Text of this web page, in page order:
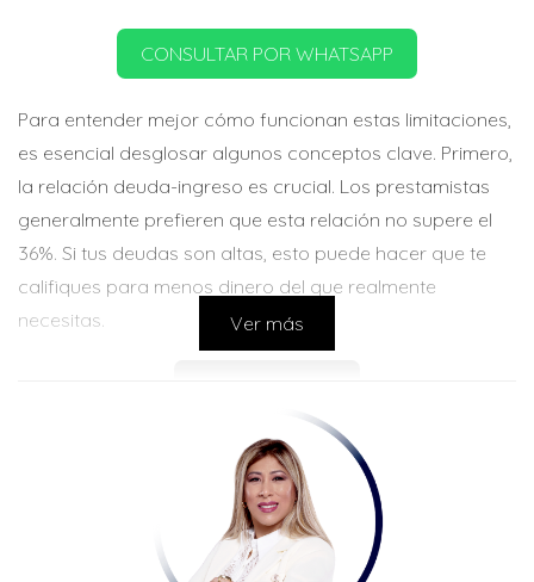
CONSULTAR POR WHATSAPP
Para entender mejor cómo funcionan estas limitaciones,
es esencial desglosar algunos conceptos clave. Primero,
la relación deuda-ingreso es crucial. Los prestamistas
generalmente prefieren que esta relación no supere el
36%. Si tus deudas son altas, esto puede hacer que te
califiques para menos dinero del que realmente
necesitas.
Impacto de las Deudas
El impacto real de las deudas varía según el monto total
y el tipo de deuda. Una tarjeta con un saldo alto puede
afectar tu puntaje crediticio y, a su vez, tus opciones de
Ver más